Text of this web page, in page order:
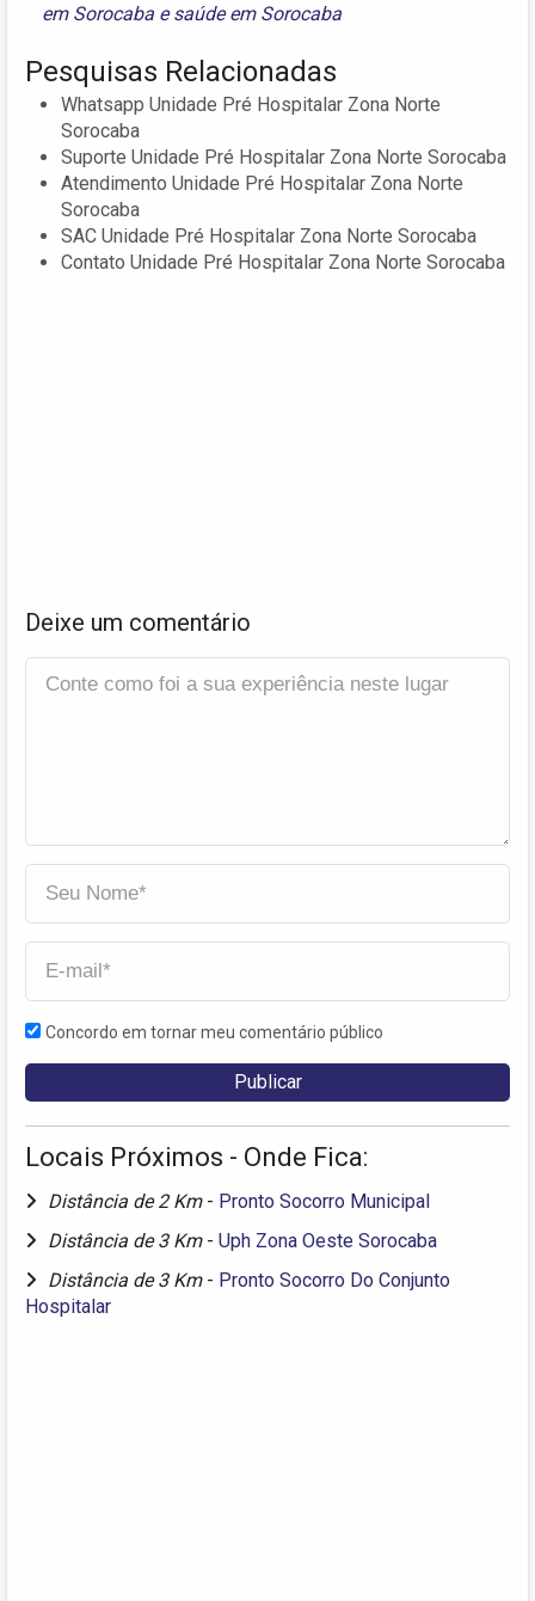
em Sorocaba esaúde em Sorocaba
Pesquisas Relacionadas
Whatsapp Unidade Pré Hospitalar Zona Norte
Sorocaba
Suporte Unidade Pré Hospitalar Zona Norte Sorocaba
Atendimento Unidade Pré Hospitalar Zona Norte
Sorocaba
SAC Unidade Pré Hospitalar Zona Norte Sorocaba
Contato Unidade Pré Hospitalar Zona Norte Sorocaba
Deixe um comentário
Concordo em tornar meu comentário público
Locais Próximos - Onde Fica:
Distância de 2 Km - Pronto Socorro Municipal
Distância de 3 Km - Uph Zona Oeste Sorocaba
Distância de 3 Km - Pronto Socorro Do Conjunto
Hospitalar